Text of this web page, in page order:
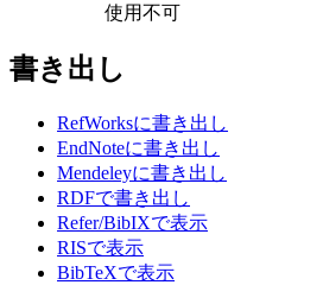
使用不可
書き出し
RefWorksに書き出し
EndNoteに書き出し
Mendeleyに書き出し
RDFで書き出し
Refer/BibIXで表示
RISで表示
BibTeXで表示